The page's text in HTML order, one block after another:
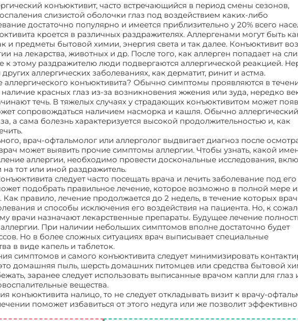
конъюктивит, часто встречающийся в период смены сезонов,
слизистой оболочки глаз под воздействием каких-либо
достаточно популярно и имеется приблизительно у 20% всего
кроется в различных раздражителях. Аллергенами могут быть
и предметы бытовой химии, энергия света и так далее. Конъюктивит
на лекарства, животных и др. После того, как аллерген попадает на
к этому раздражителю люди подвергаются аллергической реакцией.
аллергических заболеваниях, как дерматит, ринит и астма.
аллергического конъюктивита? Обычно симптомы проявляются в
красных глаз из-за возникновения жжения или зуда, нередко
течь. В тяжелых случаях у страдающих конъюктивитом может
сопровождаться наличием насморка и кашля. Обычно аллергический
а сама болезнь характеризуется высокой продолжительностью и, как
врач-офтальмолог или аллерголог выдвигает диагноз после
может выявить прочие симптомы аллергии. Чтобы узнать, какой
аллергии, необходимо провести доскональные исследования,
тот или иной раздражитель.
следует часто посещать врача и лечить заболевание под его
подобрать правильное лечение, которое возможно в полной мере
правило, лечение продолжается до 2 недель, в течение которых врач
и способы исключения его воздействия на пациента. Но, к
врачи назначают лекарственные препараты. Будущее лечение
При наличии небольших симптомов вполне достаточно будет
Но в более сложных ситуациях врач выписывает специальные
в виде капель и таблеток.
симптомов и самого конъюктивита следует минимизировать
домашняя пыль, шерсть домашних питомцев или средства бытовой
заранее следует использовать выписанные врачом капли для глаз
вещества.
конъюктивита налицо, то не следует откладывать визит к врачу-
поможет избавиться от этого недуга или же позволит эффективно